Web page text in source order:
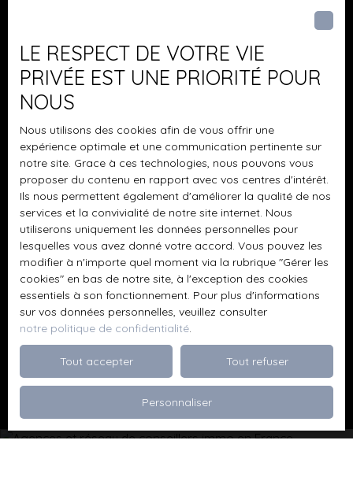
J'accepte le traitement de mes données
personnelles conformément au RGPD. Si vous ne
souhaitez pas faire l'objet de prospection
commerciale par voie téléphonique, vous pouvez
au démarchage téléphonique, prévu par l'article
L223-1 du code de la consommation, sur le site
Internet www.bloctel.gouv.fr ou par courrier
adressé à :
Société Worldline, Service Bloctel, CS 61311, 41013
BLOIS CEDEX.
Pour en savoir plus sur le traitement de vos
données personnelles, veuillez consulter notre
politique de confidentialité.
Recevoir des annonces
LE RESPECT DE VOTRE VIE
PRIVÉE EST UNE PRIORITÉ POUR
NOUS
Nous utilisons des cookies afin de vous offrir une
expérience optimale et une communication pertinente sur
notre site. Grace à ces technologies, nous pouvons vous
proposer du contenu en rapport avec vos centres d'intérêt.
Ils nous permettent également d'améliorer la qualité de nos
services et la convivialité de notre site internet. Nous
utiliserons uniquement les données personnelles pour
lesquelles vous avez donné votre accord. Vous pouvez les
modifier à n'importe quel moment via la rubrique ″Gérer les
cookies″ en bas de notre site, à l'exception des cookies
essentiels à son fonctionnement. Pour plus d'informations
sur vos données personnelles, veuillez consulter
notre politique de confidentialité.
Tout accepter Tout refuser
Personnaliser